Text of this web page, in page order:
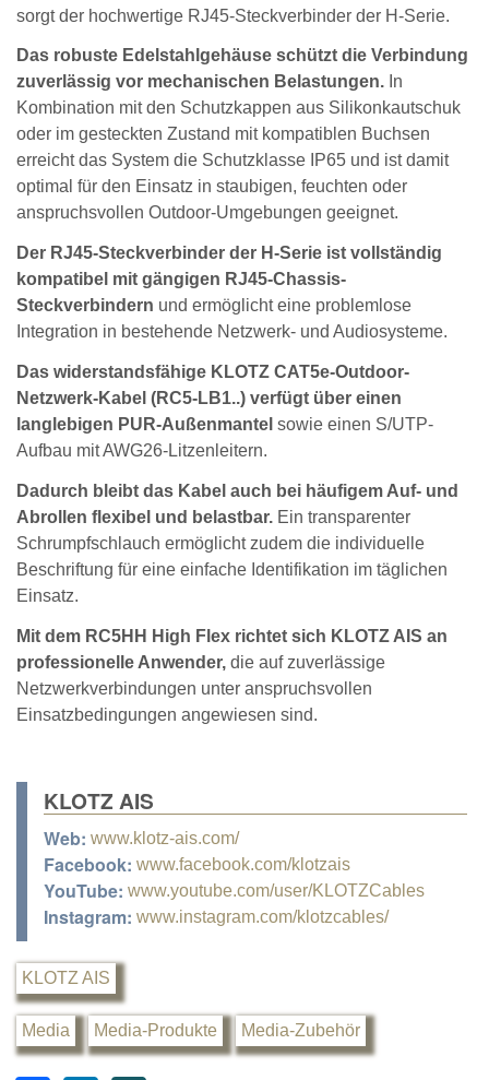
sorgt der hochwertige RJ45-Steckverbinder der H-Serie.
Das robuste Edelstahlgehäuse schützt die Verbindung
zuverlässig vor mechanischen Belastungen. In
Kombination mit den Schutzkappen aus Silikonkautschuk
oder im gesteckten Zustand mit kompatiblen Buchsen
erreicht das System die Schutzklasse IP65 und ist damit
optimal für den Einsatz in staubigen, feuchten oder
anspruchsvollen Outdoor-Umgebungen geeignet.
Der RJ45-Steckverbinder der H-Serie ist vollständig
kompatibel mit gängigen RJ45-Chassis-
Steckverbindern und ermöglicht eine problemlose
Integration in bestehende Netzwerk- und Audiosysteme.
Das widerstandsfähige KLOTZ CAT5e-Outdoor-
Netzwerk-Kabel (RC5-LB1..) verfügt über einen
langlebigen PUR-Außenmantel sowie einen S/UTP-
Aufbau mit AWG26-Litzenleitern.
Dadurch bleibt das Kabel auch bei häufigem Auf- und
Abrollen flexibel und belastbar. Ein transparenter
Schrumpfschlauch ermöglicht zudem die individuelle
Beschriftung für eine einfache Identifikation im täglichen
Einsatz.
Mit dem RC5HH High Flex richtet sich KLOTZ AIS an
professionelle Anwender, die auf zuverlässige
Netzwerkverbindungen unter anspruchsvollen
Einsatzbedingungen angewiesen sind.
KLOTZ AIS
Web: www.klotz-ais.com/
Facebook: www.facebook.com/klotzais
YouTube: www.youtube.com/user/KLOTZCables
Instagram: www.instagram.com/klotzcables/
KLOTZ AIS
Media Media-Produkte Media-Zubehör